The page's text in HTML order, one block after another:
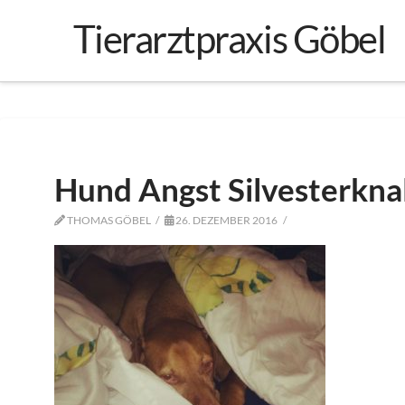
Tierarztpraxis Göbel
Hund Angst
THOMAS GÖBEL 26. DEZEMBER 2016